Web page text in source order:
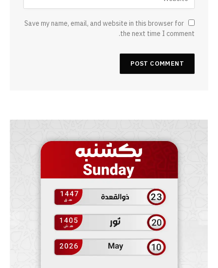
Save my name, email, and website in this browser for
the next time I comment.